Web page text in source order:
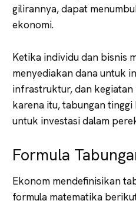
gilirannya, dapat
ekonomi.
Ketika individu dan bisnis
menyediakan dana untuk
infrastruktur, dan
karena itu, tabungan
untuk investasi dalam
Formula
Ekonom mendefinisikan
formula matematika